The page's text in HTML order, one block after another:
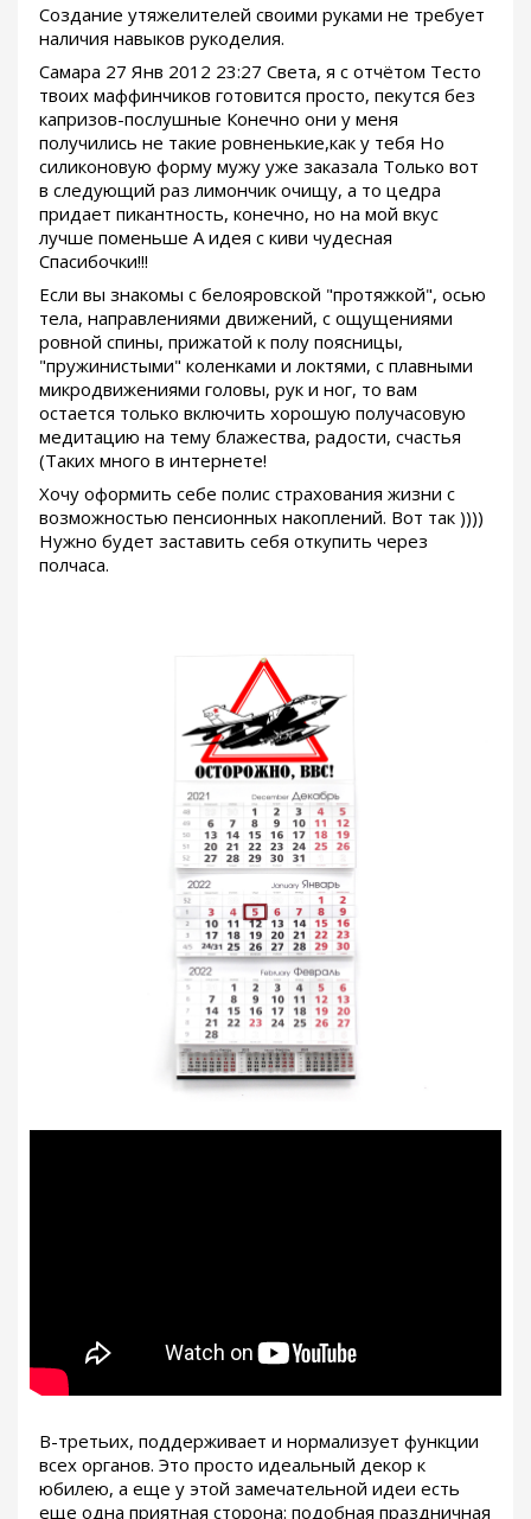
Создание утяжелителей своими руками не требует
наличия навыков рукоделия.
Самара 27 Янв 2012 23:27 Света, я с отчётом Тесто
твоих маффинчиков готовится просто, пекутся без
капризов-послушные Конечно они у меня
получились не такие ровненькие,как у тебя Но
силиконовую форму мужу уже заказала Только вот
в следующий раз лимончик очищу, а то цедра
придает пикантность, конечно, но на мой вкус
лучше поменьше А идея с киви чудесная
Спасибочки!!!
Если вы знакомы с белояровской "протяжкой", осью
тела, направлениями движений, с ощущениями
ровной спины, прижатой к полу поясницы,
"пружинистыми" коленками и локтями, с плавными
микродвижениями головы, рук и ног, то вам
остается только включить хорошую получасовую
медитацию на тему блажества, радости, счастья
(Таких много в интернете!
Хочу оформить себе полис страхования жизни с
возможностью пенсионных накоплений. Вот так ))))
Нужно будет заставить себя откупить через
полчаса.
В-третьих, поддерживает и нормализует функции
всех органов. Это просто идеальный декор к
юбилею, а еще у этой замечательной идеи есть
еще одна приятная сторона: подобная праздничная